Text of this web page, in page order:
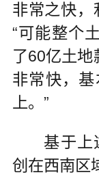
非常之快，
“可能整个
了60亿土
非常快，
上。”
基于上
创在西南区